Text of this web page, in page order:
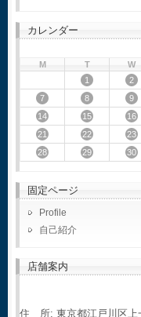
カレンダー
M
T W
1
2
7
8 9
14
15 16
21
22 23
28
29 30
固定ページ
Profile
自己紹介
店舗案内
住 所: 東京都江戸川区上